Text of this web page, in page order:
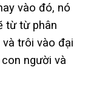
vào đó, nó
từ từ phân
và trôi vào đại
người và